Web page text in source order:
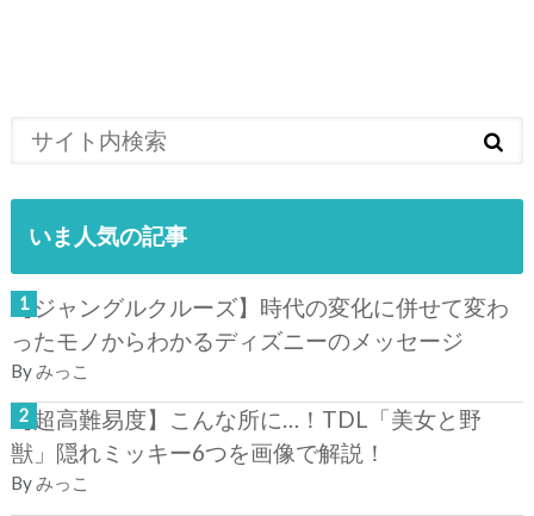
いま人気の記事
【ジャングルクルーズ】時代の変化に併せて変わ
ったモノからわかるディズニーのメッセージ
Byみっこ
【超高難易度】こんな所に…！TDL「美女と野
獣」隠れミッキー6つを画像で解説！
Byみっこ